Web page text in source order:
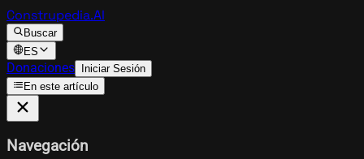
Construpedia.AI
Buscar
ES
Donaciones Iniciar Sesión
En este artículo
Navegación